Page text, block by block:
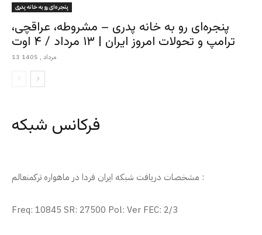
پنجره‌ای رو به خانه پدری
پنجره‌ای رو به خانه پدری – مشروطه، عراقچی،
ترامپ و تحولات امروز ایران | ۱۳ مرداد / ۴ اوت
13 مرداد , 1405
فرکانس شبکه
مشخصات دریافت شبکه ایران فردا در ماهواره ترکمنعالم :
Freq: 10845 SR: 27500 Pol: Ver FEC: 2/3